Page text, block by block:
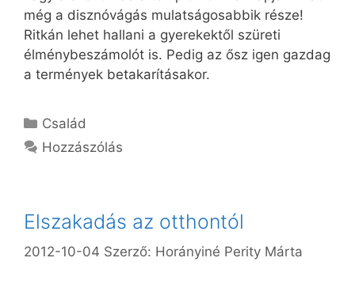
még a disznóvágás mulatságosabbik része!
Ritkán lehet hallani a gyerekektől szüreti
élménybeszámolót is. Pedig az ősz igen gazdag
a termények betakarításakor.
Kategória
Család
Hozzászólás
Elszakadás az otthontól
2012-10-04 Szerző: Horányiné Perity Márta